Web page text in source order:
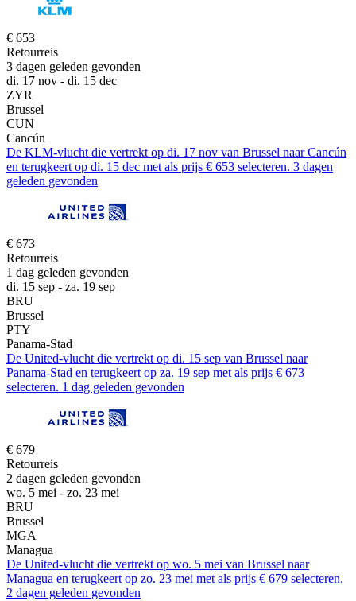
€ 653
Retourreis
3 dagen geleden gevonden
di. 17 nov - di. 15 dec
ZYR
Brussel
CUN
Cancún
De KLM-vlucht die vertrekt op di. 17 nov van Brussel naar Cancún
en terugkeert op di. 15 dec met als prijs € 653 selecteren. 3 dagen
geleden gevonden
€ 673
Retourreis
1 dag geleden gevonden
di. 15 sep - za. 19 sep
BRU
Brussel
PTY
Panama-Stad
De United-vlucht die vertrekt op di. 15 sep van Brussel naar
Panama-Stad en terugkeert op za. 19 sep met als prijs € 673
selecteren. 1 dag geleden gevonden
€ 679
Retourreis
2 dagen geleden gevonden
wo. 5 mei - zo. 23 mei
BRU
Brussel
MGA
Managua
De United-vlucht die vertrekt op wo. 5 mei van Brussel naar
Managua en terugkeert op zo. 23 mei met als prijs € 679 selecteren.
2 dagen geleden gevonden